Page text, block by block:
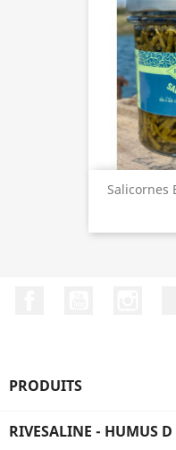
Salicornes
PRODUITS
RIVESALINE - HUMUS D